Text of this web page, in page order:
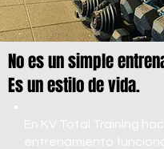
No es un simple
Es un estilo de vida.
En KV Total Training
entrenamiento